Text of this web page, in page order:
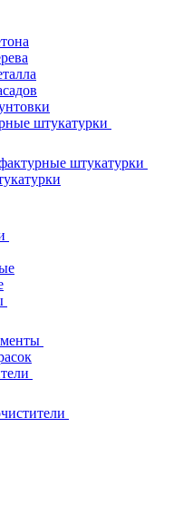
штукатурки
штукатурки